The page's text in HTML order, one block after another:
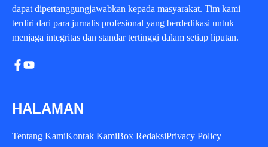
dapat dipertanggungjawabkan kepada masyarakat. Tim kami
terdiri dari para jurnalis profesional yang berdedikasi untuk
menjaga integritas dan standar tertinggi dalam setiap liputan.
HALAMAN
Tentang KamiKontak KamiBox RedaksiPrivacy Policy